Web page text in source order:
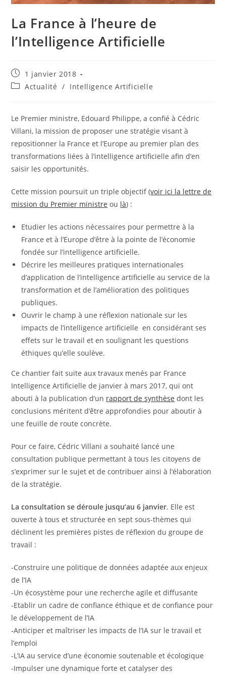
La France à l’heure de
l’Intelligence Artificielle
Publication
publiée :
1 janvier 2018
PostActualité / Intelligence Artificielle
Le Premier ministre, Edouard Philippe, a confié à Cédric
Villani, la mission de proposer une stratégie visant à
repositionner la France et l’Europe au premier plan des
transformations liées à l’intelligence artificielle afin d’en
saisir les opportunités.
Cette mission poursuit un triple objectif (voir ici la lettre de
mission du Premier ministre ou là) :
Etudier les actions nécessaires pour permettre à la
France et à l’Europe d’être à la pointe de l’économie
fondée sur l’intelligence artificielle.
Décrire les meilleures pratiques internationales
d’application de l’intelligence artificielle au service de la
transformation et de l’amélioration des politiques
publiques.
Ouvrir le champ à une réflexion nationale sur les
impacts de l’intelligence artificielle en considérant ses
effets sur le travail et en soulignant les questions
éthiques qu’elle soulève.
Ce chantier fait suite aux travaux menés par France
Intelligence Artificielle de janvier à mars 2017, qui ont
abouti à la publication d’un rapport de synthèse dont les
conclusions méritent d’être approfondies pour aboutir à
une feuille de route concrète.
Pour ce faire, Cédric Villani a souhaité lancé une
consultation publique permettant à tous les citoyens de
s’exprimer sur le sujet et de contribuer ainsi à l’élaboration
de la stratégie.
La consultation se déroule jusqu’au 6 janvier. Elle est
ouverte à tous et structurée en sept sous-thèmes qui
déclinent les premières pistes de réflexion du groupe de
travail :
-Construire une politique de données adaptée aux enjeux
de l’IA
-Un écosystème pour une recherche agile et diffusante
-Etablir un cadre de confiance éthique et de confiance pour
le développement de l’IA
-Anticiper et maîtriser les impacts de l’IA sur le travail et
l’emploi
-L’IA au service d’une économie soutenable et écologique
-Impulser une dynamique forte et catalyser des